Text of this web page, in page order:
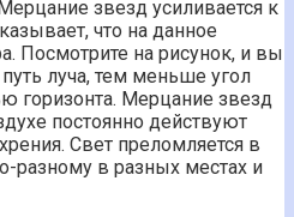
звезд усиливается к
что на данное
Посмотрите на рисунок, и вы
луча, тем меньше угол
горизонта. Мерцание звезд
постоянно действуют
Свет преломляется в
разному в разных местах и